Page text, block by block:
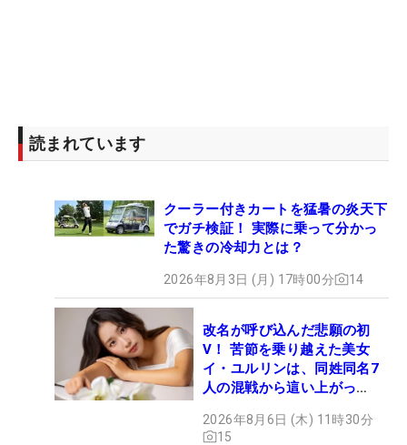
読まれています
クーラー付きカートを猛暑の炎天下
でガチ検証！ 実際に乗って分かっ
た驚きの冷却力とは？
2026年8月3日 (月) 17時00分 14
改名が呼び込んだ悲願の初
V！ 苦節を乗り越えた美女
イ・ユルリンは、同姓同名7
人の混戦から這い上がっ
2026年8月6日 (木) 11時30分
15